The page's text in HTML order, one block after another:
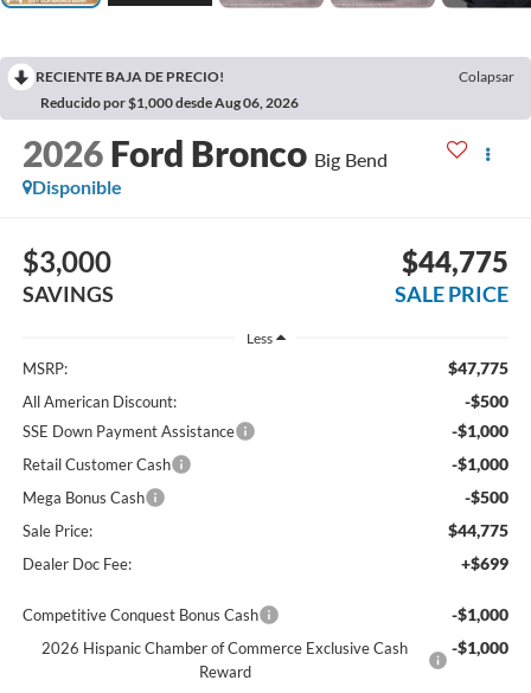
RECIENTE BAJA DE PRECIO!
Colapsar
Reducido por $1,000 desde Aug 06, 2026
2026 Ford Bronco Big Bend
Disponible
$3,000
SAVINGS
$44,775
SALE PRICE
Less
MSRP: $47,775
All American Discount: -$500
SSE Down Payment Assistance -$1,000
Retail Customer Cash -$1,000
Mega Bonus Cash -$500
Sale Price: $44,775
Dealer Doc Fee: +$699
Competitive Conquest Bonus Cash -$1,000
2026 Hispanic Chamber of Commerce Exclusive Cash
Reward
-$1,000